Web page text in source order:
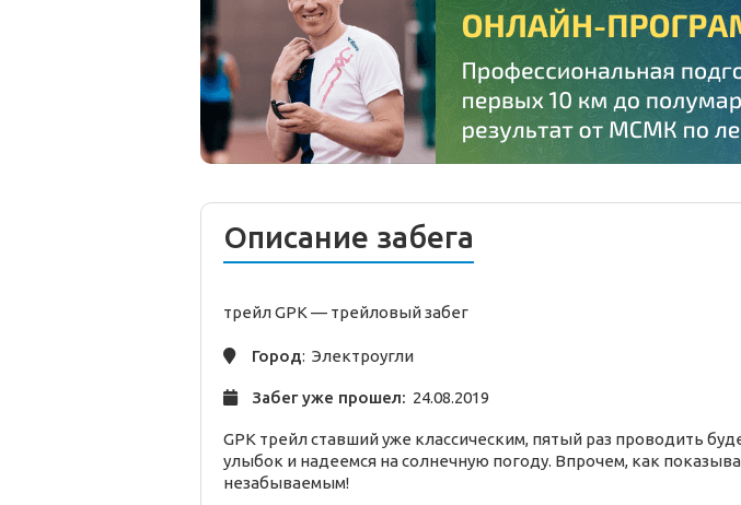
Описание забега
трейл GPK — трейловыйзабег
Город: Электроугли
Забег уже прошел: 24.08.2019
GPK трейл cтавший уже классическим, пятый раз проводить
улыбок и надеемся на солнечную погоду. Впрочем, как
незабываемым!